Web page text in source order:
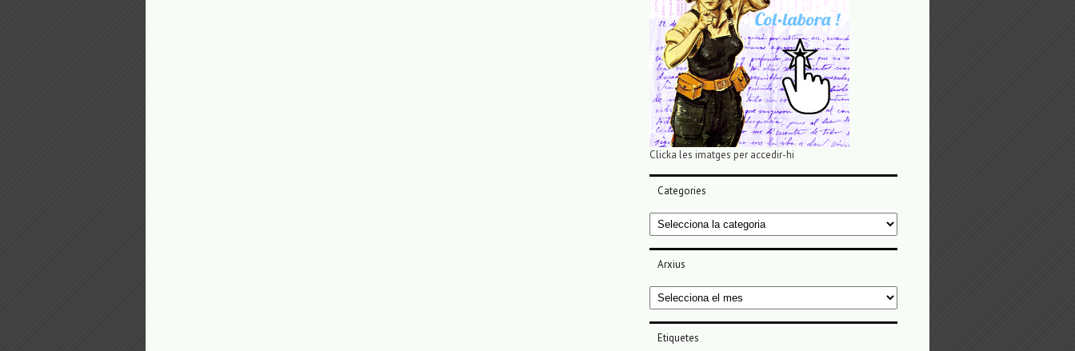
Clicka les imatges per accedir-hi
Categories
Categories
Arxius
Arxius
Etiquetes